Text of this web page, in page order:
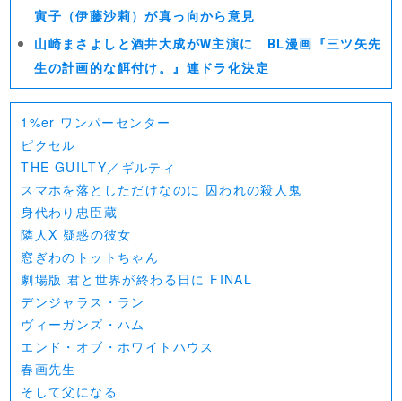
寅子（伊藤沙莉）が真っ向から意見
山崎まさよしと酒井大成がW主演に BL漫画『三ツ矢先
生の計画的な餌付け。』連ドラ化決定
1%er ワンパーセンター
ピクセル
THE GUILTY／ギルティ
スマホを落としただけなのに 囚われの殺人鬼
身代わり忠臣蔵
隣人X 疑惑の彼女
窓ぎわのトットちゃん
劇場版 君と世界が終わる日に FINAL
デンジャラス・ラン
ヴィーガンズ・ハム
エンド・オブ・ホワイトハウス
春画先生
そして父になる